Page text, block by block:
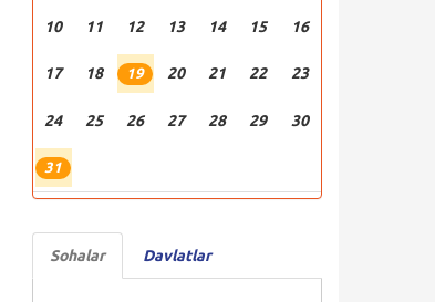
10 11 12 13 14 15 16
17 18 19 20 21 22 23
24 25 26 27 28 29 30
31
Sohalar Davlatlar